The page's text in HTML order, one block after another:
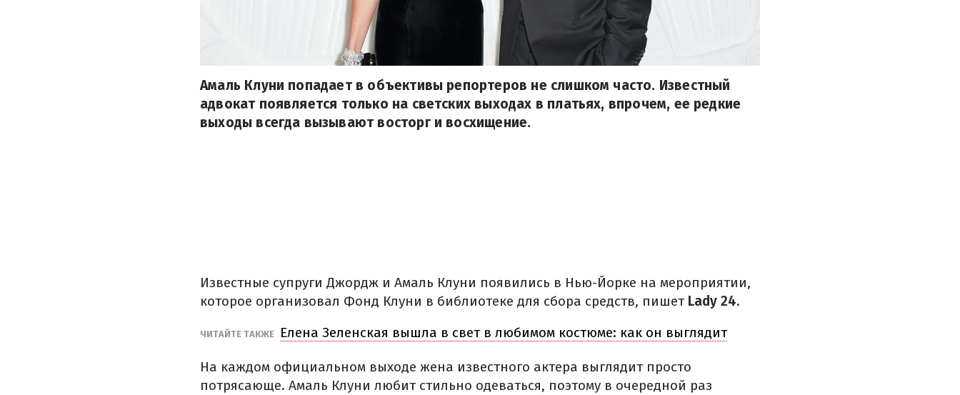
Амаль Клуни попадает в объективы репортеров не слишком часто. Известный
адвокат появляется только на светских выходах в платьях, впрочем, ее редкие
выходы всегда вызывают восторг и восхищение.
Известные супруги Джордж и Амаль Клуни появились в Нью-Йорке на мероприятии,
которое организовал Фонд Клуни в библиотеке для сбора средств, пишет Lady 24.
ЧИТАЙТЕ ТАКЖЕ Елена Зеленская вышла в свет в любимом костюме: как он выглядит
На каждом официальном выходе жена известного актера выглядит просто
потрясающе. Амаль Клуни любит стильно одеваться, поэтому в очередной раз